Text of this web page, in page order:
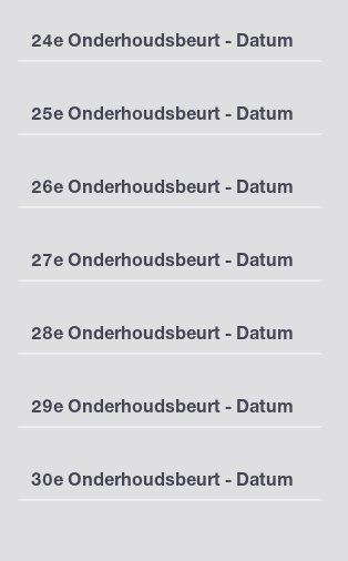
24e Onderhoudsbeurt - Datum
25e Onderhoudsbeurt - Datum
26e Onderhoudsbeurt - Datum
27e Onderhoudsbeurt - Datum
28e Onderhoudsbeurt - Datum
29e Onderhoudsbeurt - Datum
30e Onderhoudsbeurt - Datum